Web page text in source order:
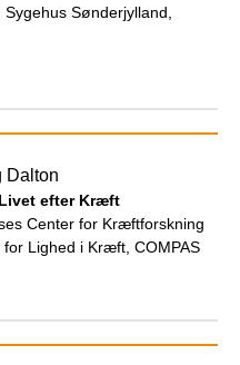
Sønderjylland,
Dalton
efter Kræft
Center for Kræftforskning
Lighed i Kræft, COMPAS